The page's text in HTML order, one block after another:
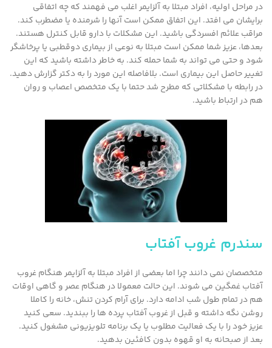
در مراحل اولیه، افراد مبتلا به آلزایمر اغلب می فهمند که چه اتفاقی
برایشان می افتد. این اتفاق ممکن است آنها را شرمنده یا مضطرب کند.
مراقب علائم افسردگی باشید. این مشکلات با دارو قابل کنترل هستند.
بعدها، عزیز شما ممکن است مبتلا به نوعی از بیماری دوقطبی یا پرخاشگر
شود و حتی می تواند به شما حمله کند. به خاطر داشته باشید که این
تغییر حاصل این بیماری است. بلافاصله این مورد را به دکتر گزارش دهید.
در رابطه با مشکلاتی که مطرح شد حتما با یک متخصص اعصاب و روان
هم در ارتباط باشید.
سندرم غروب آفتاب
متخصصان نمی دانند چرا اما بعضی از افراد مبتلا به آلزایمر هنگام غروب
آفتاب غمگین می شوند. این حالت معمولا در هنگام عصر و گاهی اوقات
هم در تمام طول شب ادامه دارد. برای آرام کردن تنش، خانه را کاملا
روشن نگه داشته و قبل از غروب آفتاب پرده ها را ببندید. سعی کنید
عزیز خود را با یک فعالیت مطلوب یا یک برنامه تلویزیونی مشغول کنید.
بعد از صبحانه به او قهوه بدون کافئین بدهید.